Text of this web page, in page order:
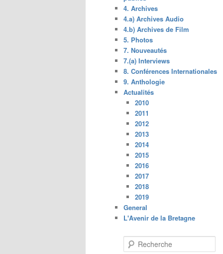
4. Archives
4.a) Archives Audio
4.b) Archives de Film
5. Photos
7. Nouveautés
7.(a) Interviews
8. Conférences Internationales
9. Anthologie
Actualités
2010
2011
2012
2013
2014
2015
2016
2017
2018
2019
General
L'Avenir de la Bretagne
e